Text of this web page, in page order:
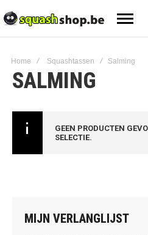
Home Squashtassen Salming
SALMING
GEEN PRODUCTEN
SELECTIE.
MIJN VERLANGLIJST